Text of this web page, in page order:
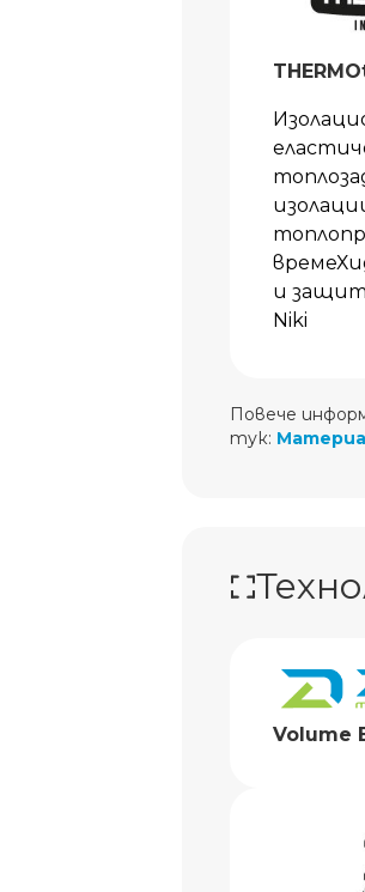
и
Niki
Повече
тук:
Volume